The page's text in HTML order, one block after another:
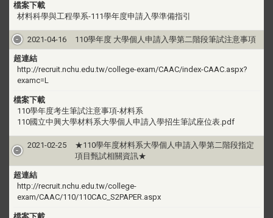
檔案下載
材料科學與工程學系-111學年度申請入學準備指引
2021-04-16 110學年度 大學個人申請入學第二階段筆試注意事項
超連結
http://recruit.nchu.edu.tw/college-exam/CAAC/index-CAAC.aspx?
examc=L
檔案下載
110學年度考生筆試注意事項-材料系
110國立中興大學材料系大學個人申請入學招生筆試座位表.pdf
2021-02-25
★110學年度材料系大學個人申請入學第二階段指定
項目甄試相關資訊★
超連結
http://recruit.nchu.edu.tw/college-
exam/CAAC/110/110CAC_S2PAPER.aspx